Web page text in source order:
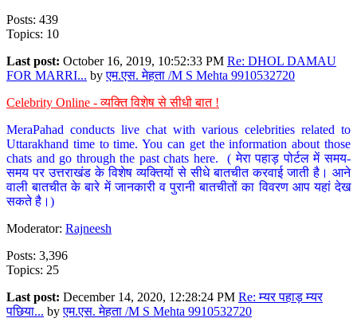
Posts: 439
Topics: 10
Last post: October 16, 2019, 10:52:33 PM Re: DHOL DAMAU
FOR MARRI... byएम.एस. मेहता /M S Mehta 9910532720
Celebrity Online - व्यक्ति विशेष से सीधी बात !
MeraPahad conducts live chat with various celebrities related to
Uttarakhand time to time. You can get the information about those
chats and go through the past chats here. ( मेरा पहाड़ पोर्टल में समय-
समय पर उत्तराखंड के विशेष व्यक्तियों से सीधे बातचीत करवाई जाती है। आने
वाली बातचीत के बारे में जानकारी व पुरानी बातचीतों का विवरण आप यहां देख
सकते है।)
Moderator: Rajneesh
Posts: 3,396
Topics: 25
Last post: December 14, 2020, 12:28:24 PM Re: म्यर पहाड़ म्यर
पछिया... byएम.एस. मेहता /M S Mehta 9910532720